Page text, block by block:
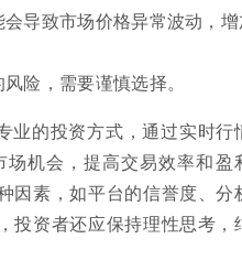
导致市场价格异常波动，
险，需要谨慎选择。
业的投资方式，通过实时行
机会，提高交易效率和盈
因素，如平台的信誉度、分
投资者还应保持理性思考，